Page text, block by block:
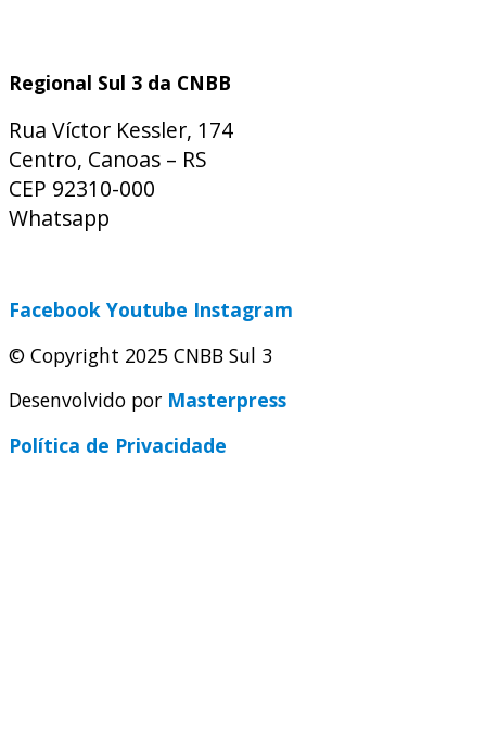
Regional Sul 3 da CNBB
Rua Víctor Kessler, 174
Centro, Canoas – RS
CEP 92310-000
Whatsapp
Facebook Youtube Instagram
© Copyright 2025 CNBB Sul 3
Desenvolvido por Masterpress
Política de Privacidade